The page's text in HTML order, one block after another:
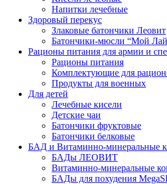
Напитки лечебные
Здоровый перекус
Злаковые батончики Леовит
Батончики-мюсли “Мой
Рационы питания для армии и
Рационы питания
Комплектующие для
Продукты для военных
Для детей
Лечебные кисели
Детские чаи
Батончики фруктовые
Батончики белковые
БАД и Витаминно-минеральные
БАДы ЛЕОВИТ
Витаминно-минеральные
БАДы для похудения